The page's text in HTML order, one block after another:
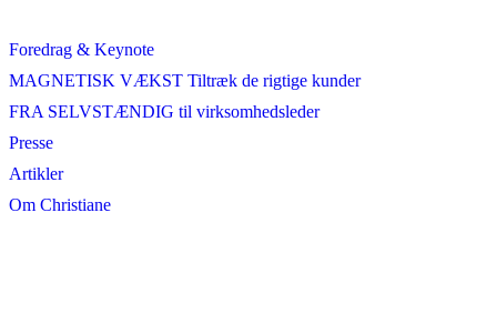
Foredrag & Keynote
MAGNETISK VÆKST Tiltræk de rigtige kunder
FRA SELVSTÆNDIG til virksomhedsleder
Presse
Artikler
Om Christiane